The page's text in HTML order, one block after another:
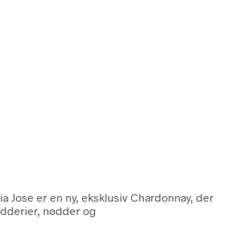
Jose er en ny, eksklusiv Chardonnay, der
nødder og